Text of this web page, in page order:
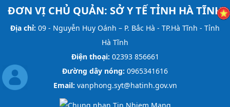
ĐƠN VỊ CHỦ QUẢN: SỞ Y TẾ TỈNH HÀ TĨNH
Địa chỉ: 09 - Nguyễn Huy Oánh – P. Bắc Hà - TP.Hà Tĩnh - Tỉnh
Hà Tĩnh
Điện thoại: 02393 856661
Đường dây nóng: 0965341616
Email: vanphong.syt@hatinh.gov.vn